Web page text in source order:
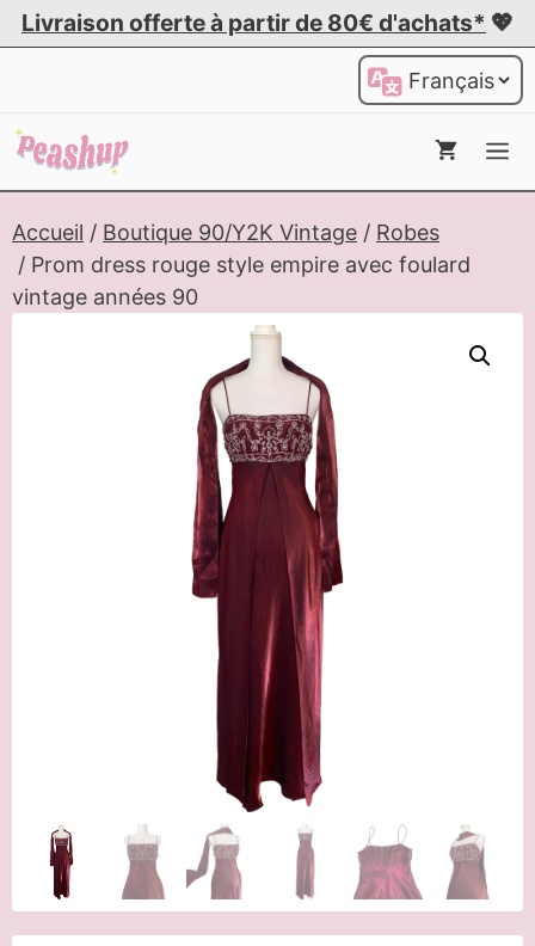
Aller
au
Livraison offerte à partir de 80€ d'achats* 💖
Choisir
une
langue
Accueil / Boutique 90/Y2K Vintage / Robes
/ Prom dress rouge style empire avec foulard
vintage années 90